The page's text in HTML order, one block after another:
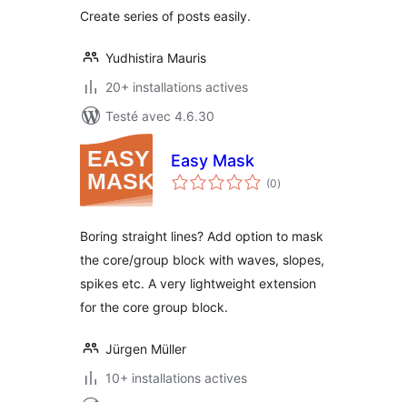
Create series of posts easily.
Yudhistira Mauris
20+ installations actives
Testé avec 4.6.30
Easy Mask
(0notes
en
)
Boring straight lines? Add option to mask
the core/group block with waves, slopes,
spikes etc. A very lightweight extension
for the core group block.
Jürgen Müller
10+ installations actives